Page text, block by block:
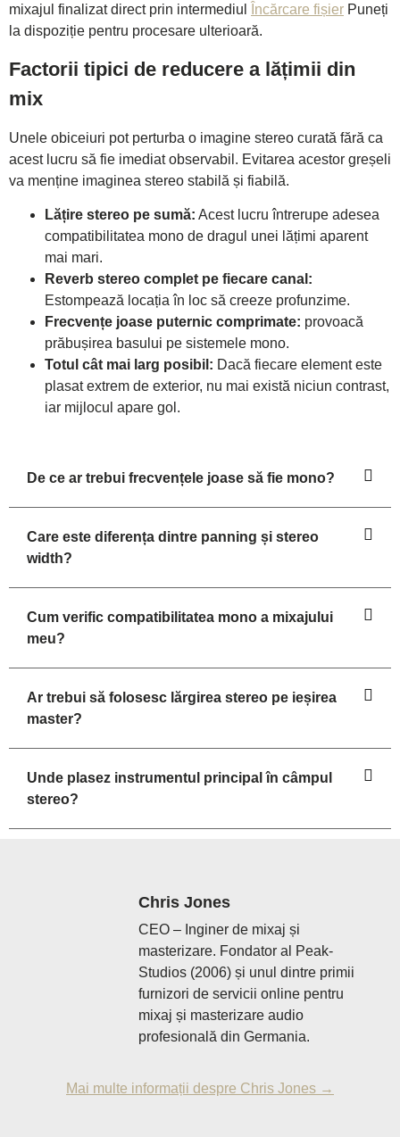
mixajul finalizat direct prin intermediul
Încărcare fișier Puneți
la dispoziție pentru procesare ulterioară.
Factorii tipici de reducere a lățimii din
mix
Unele obiceiuri pot perturba o imagine stereo curată fără ca
acest lucru să fie imediat observabil. Evitarea acestor greșeli
va menține imaginea stereo stabilă și fiabilă.
Lățire stereo pe sumă: Acest lucru întrerupe adesea
compatibilitatea mono de dragul unei lățimi aparent
mai mari.
Reverb stereo complet pe fiecare canal:
Estompează locația în loc să creeze profunzime.
Frecvențe joase puternic comprimate: provoacă
prăbușirea basului pe sistemele mono.
Totul cât mai larg posibil: Dacă fiecare element este
plasat extrem de exterior, nu mai există niciun contrast,
iar mijlocul apare gol.
De ce ar trebui frecvențele joase să fie mono?
Care este diferența dintre panning și stereo
width?
Cum verific compatibilitatea mono a mixajului
meu?
Ar trebui să folosesc lărgirea stereo pe ieșirea
master?
Unde plasez instrumentul principal în câmpul
stereo?
Chris Jones
CEO – Inginer de mixaj și
masterizare. Fondator al Peak-
Studios (2006) și unul dintre primii
furnizori de servicii online pentru
mixaj și masterizare audio
profesională din Germania.
Mai multe informații despre Chris Jones →